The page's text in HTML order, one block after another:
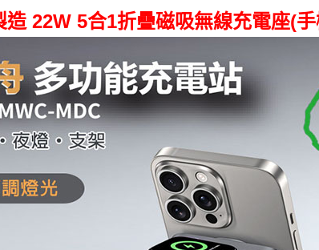
22W 5合1折疊磁吸無線充電座(